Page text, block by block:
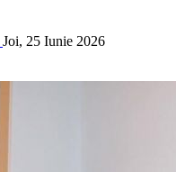
Joi, 25 Iunie 2026